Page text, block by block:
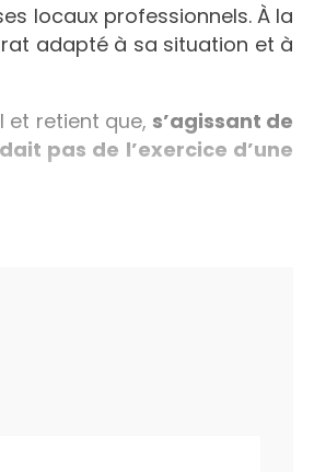
locaux professionnels. À la
adapté à sa situation et à
et retient que, s’agissant de
pas de l’exercice d’une